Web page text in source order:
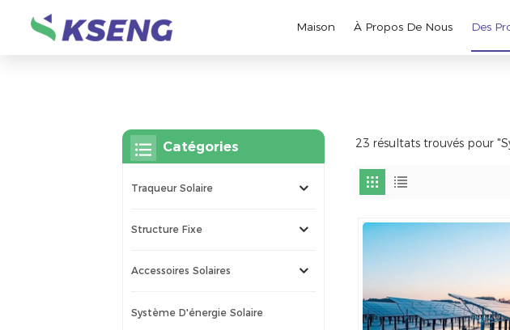
Maison À Propos De Nous Des
23 résultats trouvés pour
Catégories
Traqueur Solaire
Structure Fixe
Accessoires Solaires
Système D'énergie Solaire